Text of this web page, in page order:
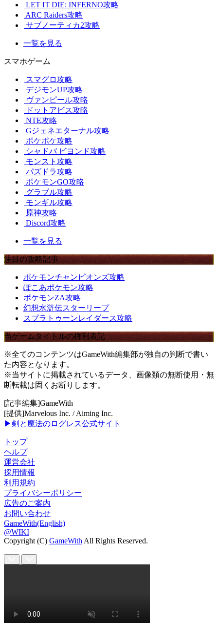
LET IT DIE: INFERNO攻略
ARC Raiders攻略
サブノーティカ2攻略
一覧を見る
スマホゲーム
スマグロ攻略
デジモンUP攻略
ヴァンピール攻略
ドットアビス攻略
NTE攻略
Gジェネエターナル攻略
ポケポケ攻略
シャドバ ビヨンド攻略
モンスト攻略
パズドラ攻略
ポケモンGO攻略
グラブル攻略
モンギル攻略
原神攻略
Discord攻略
一覧を見る
注目の攻略記事
ポケモンチャンピオンズ攻略
ぽこあポケモン攻略
ポケモンZA攻略
幻想水滸伝スターリープ
スプラトゥーンレイダース攻略
当ゲームタイトルの権利表記
※全てのコンテンツはGameWith編集部が独自の判断で書い
た内容となります。
※当サイトに掲載されているデータ、画像類の無断使用・無
断転載は固くお断りします。
[記事編集]GameWith
[提供]Marvelous Inc. / Aiming Inc.
▶剣と魔法のログレス公式サイト
トップ
ヘルプ
運営会社
採用情報
利用規約
プライバシーポリシー
広告のご案内
お問い合わせ
GameWith(English)
@WIKI
Copyright (C) GameWith All Rights Reserved.